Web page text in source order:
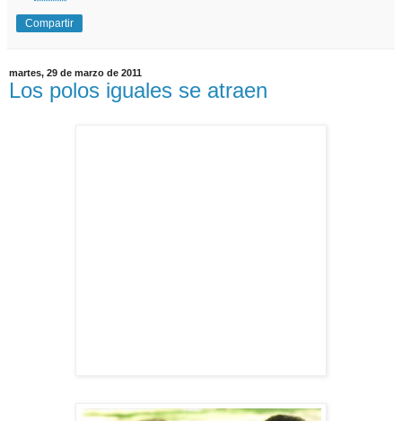
Compartir
martes, 29 de marzo de 2011
Los polos iguales se atraen